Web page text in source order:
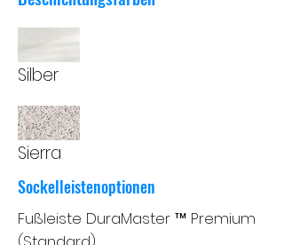
Silber
Sierra
Sockelleistenoptionen
Fußleiste DuraMaster ™ Premium